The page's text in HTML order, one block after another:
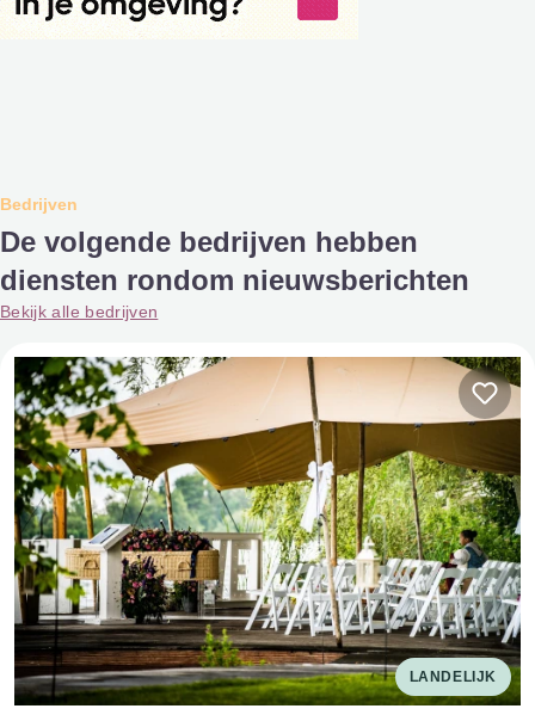
Bedrijven
De volgende bedrijven hebben
diensten rondom nieuwsberichten
Bekijk alle bedrijven
LANDELIJK